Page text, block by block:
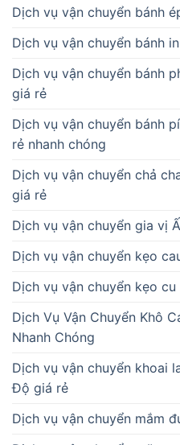
Dịch vụ vận chuyển bánh
Dịch vụ vận chuyển bánh
Dịch vụ vận chuyển bánh
giá rẻ
Dịch vụ vận chuyển bánh
rẻ nhanh chóng
Dịch vụ vận chuyển chả
giá rẻ
Dịch vụ vận chuyển gia vị
Dịch vụ vận chuyển kẹo
Dịch vụ vận chuyển kẹo
Dịch Vụ Vận Chuyển Khô
Nhanh Chóng
Dịch vụ vận chuyển khoai
Độ giá rẻ
Dịch vụ vận chuyển mắm